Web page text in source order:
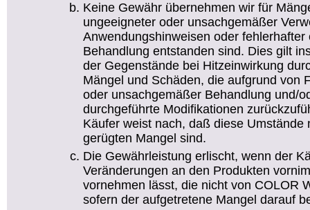
Keine Gewähr übernehmen wir für
ungeeigneter oder unsachgemäßer
Anwendungshinweisen oder fehlerhafter
Behandlung entstanden sind. Dies gilt
der Gegenstände bei Hitzeinwirkung
Mängel und Schäden, die aufgrund von
oder unsachgemäßer Behandlung und/
durchgeführte Modifikationen
Käufer weist nach, daß diese Umstände
gerügten Mangel sind.
Die Gewährleistung erlischt, wenn der
Veränderungen an den Produkten
vornehmen lässt, die nicht von COLOR
sofern der aufgetretene Mangel darauf